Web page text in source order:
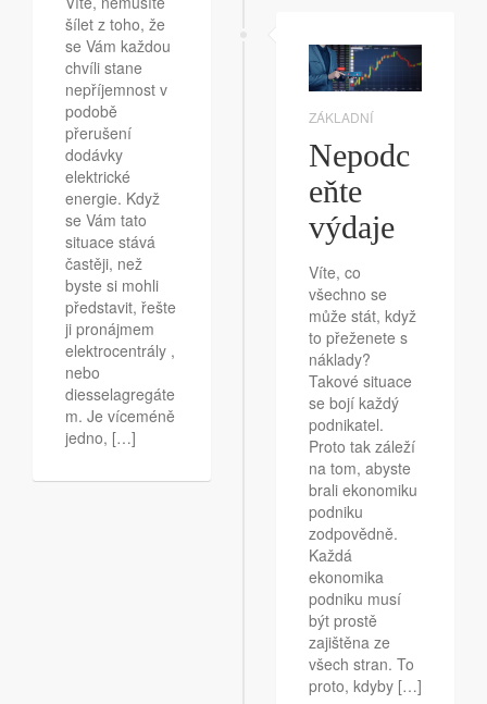
šílet z toho, že
se Vám každou
chvíli stane
nepříjemnost v
podobě
přerušení
dodávky
elektrické
energie. Když
se Vám tato
situace stává
častěji, než
byste si mohli
představit, řešte
ji pronájmem
elektrocentrály ,
nebo
diesselagregáte
m. Je víceméně
jedno, […]
ZÁKLADNÍ
Nepodc
eňte
výdaje
Víte, co
všechno se
může stát, když
to přeženete s
náklady?
Takové situace
se bojí každý
podnikatel.
Proto tak záleží
na tom, abyste
brali ekonomiku
podniku
zodpovědně.
Každá
ekonomika
podniku musí
být prostě
zajištěna ze
všech stran. To
proto, kdyby […]